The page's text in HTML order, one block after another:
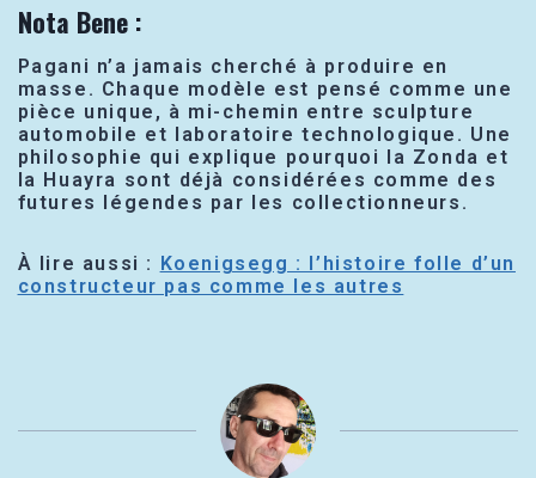
Nota Bene:
Pagani n’a jamais cherché à produire en
masse. Chaque modèle est pensé comme une
pièce unique, à mi-chemin entre sculpture
automobile et laboratoire technologique. Une
philosophie qui explique pourquoi la Zonda et
la Huayra sont déjà considérées comme des
futures légendes par les collectionneurs.
À lire aussi : Koenigsegg : l’histoire folle d’un
constructeur pas comme les autres